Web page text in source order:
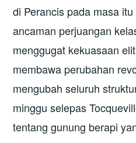
di Perancis pada masa
ancaman perjuangan
menggugat kekuasaan
membawa perubahan
mengubah seluruh
minggu selepas
tentang gunung berapi